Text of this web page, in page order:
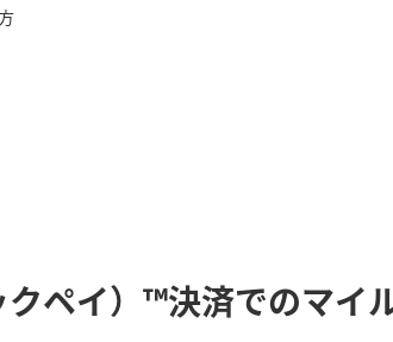
ペイ）™決済でのマイ